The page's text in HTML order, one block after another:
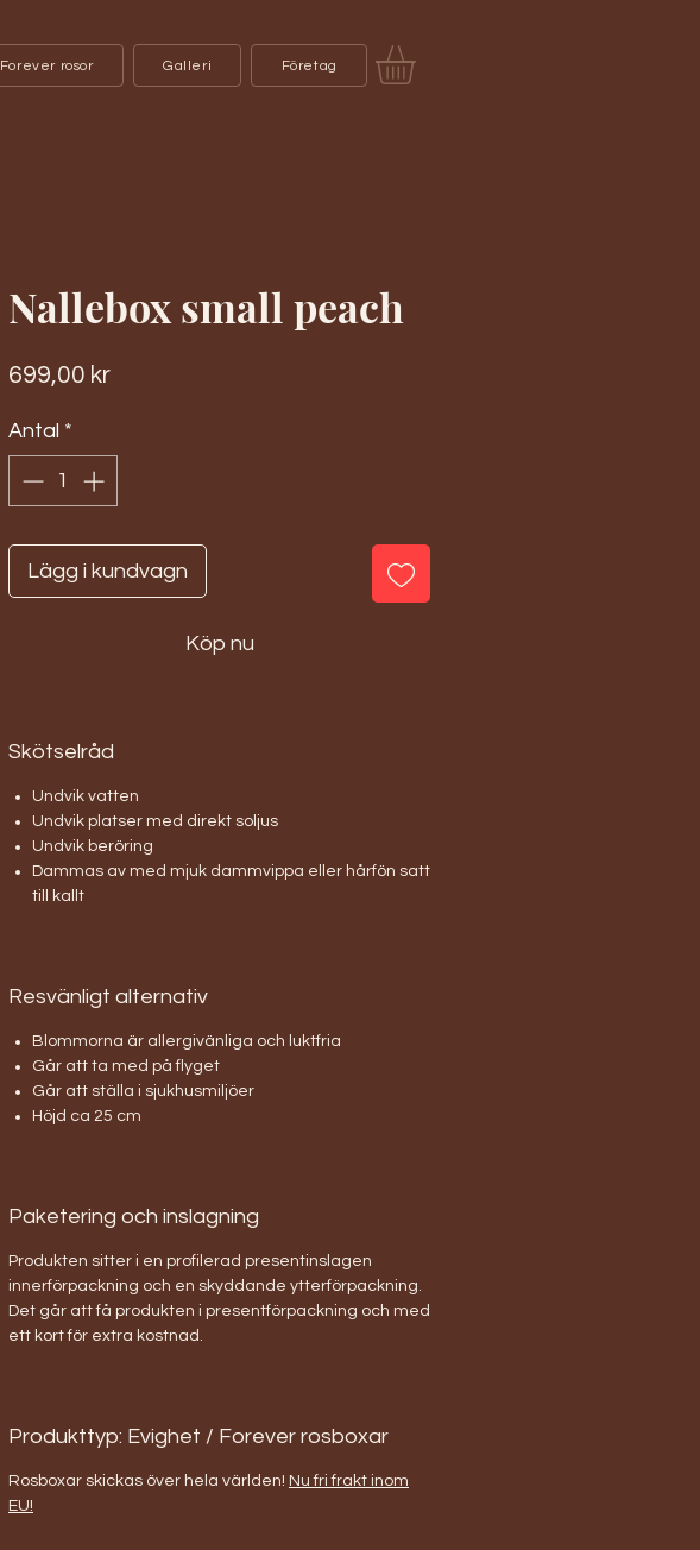
Forever rosor Galleri Företag
Nallebox small peach
699,00 krPris
Antal *
Lägg i kundvagn
Köp nu
Skötselråd
Undvik vatten
Undvik platser med direkt soljus
Undvik beröring
Dammas av med mjuk dammvippa eller hårfön satt
till kallt
Resvänligt alternativ
Blommorna är allergivänliga och luktfria
Går att ta med på flyget
Går att ställa i sjukhusmiljöer
Höjd ca 25 cm
Paketering och inslagning
Produkten sitter i en profilerad presentinslagen
innerförpackning och en skyddande ytterförpackning.
Det går att få produkten i presentförpackning och med
ett kort för extra kostnad.
Produkttyp: Evighet / Forever rosboxar
Rosboxar skickas över hela världen! Nu fri frakt inom
EU!